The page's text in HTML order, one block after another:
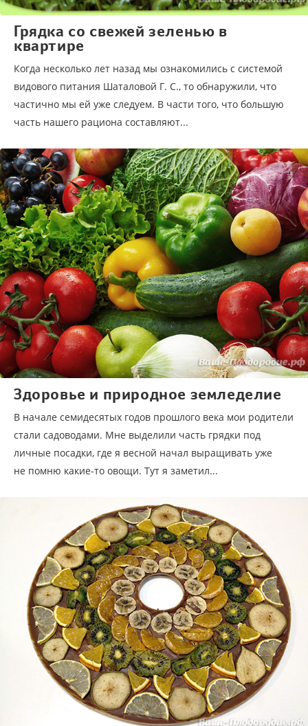
Грядка со свежей зеленью в
квартире
Когда несколько лет назад мы ознакомились с системой
видового питания Шаталовой Г. С., то обнаружили, что
частично мы ей уже следуем. В части того, что большую
часть нашего рациона составляют...
Здоровье и природное земледелие
В начале семидесятых годов прошлого века мои родители
стали садоводами. Мне выделили часть грядки под
личные посадки, где я весной начал выращивать уже
не помню какие-то овощи. Тут я заметил...